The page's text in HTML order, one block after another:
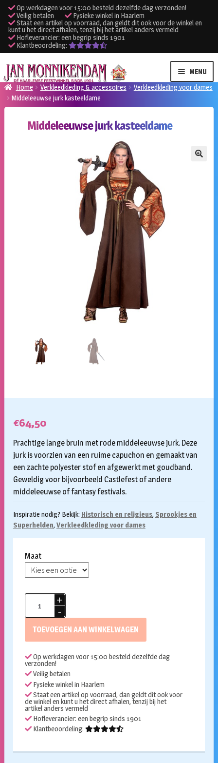
Op werkdagen voor 15:00 besteld dezelfde dag verzonden!
Veilig betalen
Fysieke winkel in Haarlem
Staat een artikel op voorraad, dan geldt dit ook voor de winkel en
kunt u het direct afhalen, tenzij bij het artikel anders vermeld
Hofleverancier: een begrip sinds 1901
Klantbeoordeling:
Ga
door
naar
navigatie
Ga
naar
de
inhoud
MENU
Verhuur kleding
Verhuur apparatuur
Home Verkleedkleding & accessoires
Verkleedkleding voor dames
Middeleeuwse jurk kasteeldame
Middeleeuwse jurk kasteeldame
€64,50
Prachtige lange bruin met rode middeleeuwse jurk. Deze
jurk is voorzien van een ruime capuchon en gemaakt van
een zachte polyester stof en afgewerkt met goudband.
Geweldig voor bijvoorbeeld Castlefest of andere
middeleeuwse of fantasy festivals.
Inspiratie nodig? Bekijk: Historisch en religieus, Sprookjes en
Superhelden, Verkleedkleding voor dames
Maat
Middeleeuwse
TOEVOEGEN AAN WINKELWAGEN
Op werkdagen voor 15:00 besteld dezelfde dag
verzonden!
Veilig betalen
Fysieke winkel in Haarlem
Staat een artikel op voorraad, dan geldt dit ook voor
de winkel en kunt u het direct afhalen, tenzij bij het
artikel anders vermeld
Hofleverancier: een begrip sinds 1901
Klantbeoordeling: